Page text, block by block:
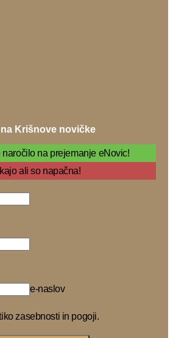
na Krišnove novičke
naročilo na prejemanje eNovic!
ali so napačna!
e-naslov
zasebnosti in pogoji.